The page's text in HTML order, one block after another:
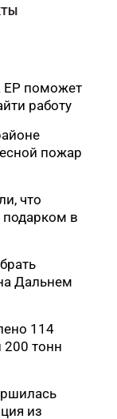
ЕР поможет
работу
пожар
что
в
Дальнем
114
200 тонн
из